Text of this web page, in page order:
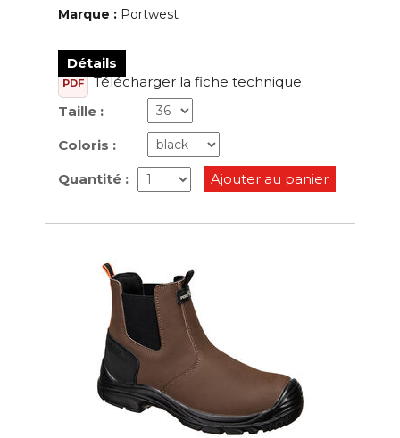
Marque : Portwest
Détails
PDF
Télécharger la fiche technique
Taille :
Coloris :
Quantité : Ajouter au panier